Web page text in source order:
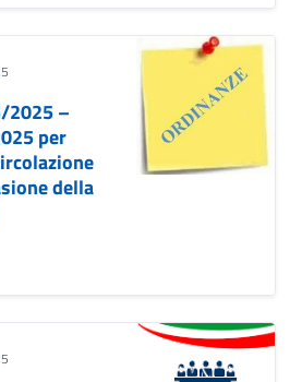
2025 –
per
della